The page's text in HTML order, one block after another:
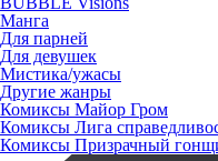
Манга
Для парней
Для девушек
Мистика/ужасы
Другие жанры
Комиксы Майор Гром
Комиксы Лига
Комиксы Призрачный